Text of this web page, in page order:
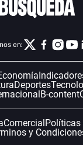
en:
Deportes
B-content
ComercialPolíticas
y